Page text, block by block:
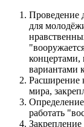
Проведение
для
концертами,
вариантами
Расширение
мира,
работать